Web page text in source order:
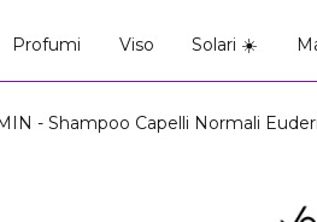
Profumi Viso Solari ☀️
- Shampoo Capelli Normali